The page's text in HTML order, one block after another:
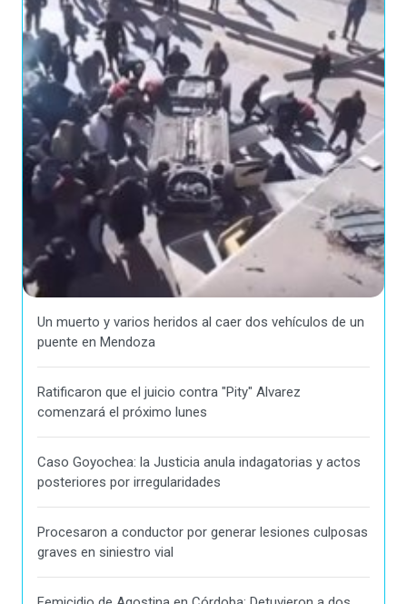
Un muerto y varios heridos al caer dos vehículos de un
puente en Mendoza
Ratificaron que el juicio contra "Pity" Alvarez
comenzará el próximo lunes
Caso Goyochea: la Justicia anula indagatorias y actos
posteriores por irregularidades
Procesaron a conductor por generar lesiones culposas
graves en siniestro vial